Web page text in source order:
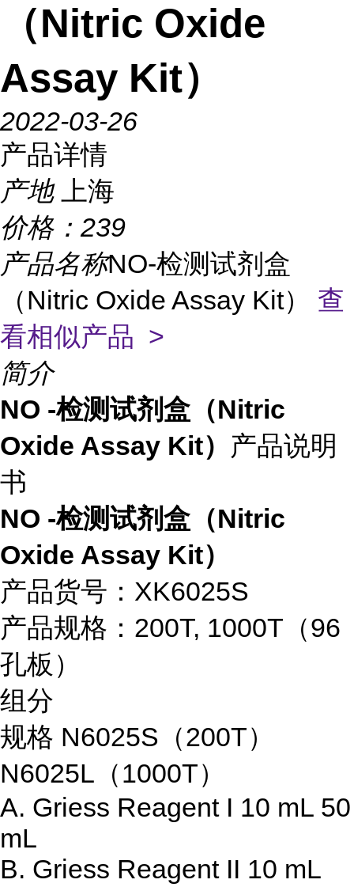
（Nitric Oxide
Assay Kit）
2022-03-26
产品详情
产地
上海
价格： 239
产品名称NO-检测试剂盒
（Nitric Oxide Assay Kit） 查
看相似产品 >
简介
NO -检测试剂盒（Nitric
Oxide Assay Kit） 产品说明
书
NO -检测试剂盒（Nitric
Oxide Assay Kit）
产品货号：XK6025S
产品规格：200T, 1000T（96
孔板）
组分
规格 N6025S（200T）
N6025L（1000T）
A. Griess Reagent I 10 mL 50
mL
B. Griess Reagent II 10 mL